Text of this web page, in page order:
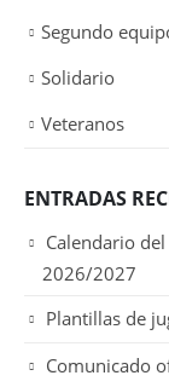
Segundo
Solidario
Veteranos
ENTRADAS
Calendario
2026/2027
Plantillas de
Comunicado